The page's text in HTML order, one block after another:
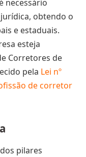
necessário
obtendo o
e estaduais.
esteja
Corretores de
pela Lei nº
de corretor
pilares